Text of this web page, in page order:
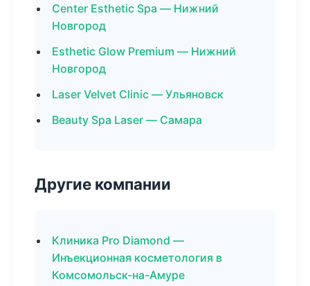
Center Esthetic Spa — Нижний
Новгород
Esthetic Glow Premium — Нижний
Новгород
Laser Velvet Clinic — Ульяновск
Beauty Spa Laser — Самара
Другие компании
Клиника Pro Diamond —
Инъекционная косметология в
Комсомольск-на-Амуре